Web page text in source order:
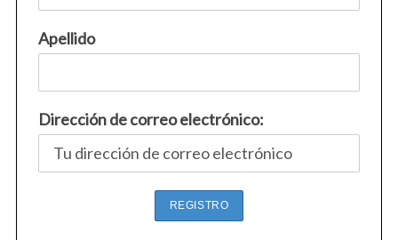
Apellido
Dirección de correo electrónico: